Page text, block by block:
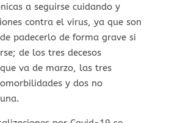
a seguirse cuidando y
contra el virus, ya que son
padecerlo de forma grave si
de los tres decesos
va de marzo, las tres
y dos no